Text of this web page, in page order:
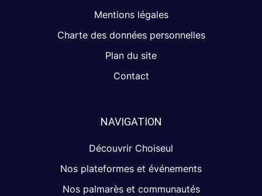
Mentions légales
Charte des données personnelles
Plan du site
Contact
NAVIGATION
Découvrir Choiseul
Nos plateformes et événements
Nos palmarès et communautés